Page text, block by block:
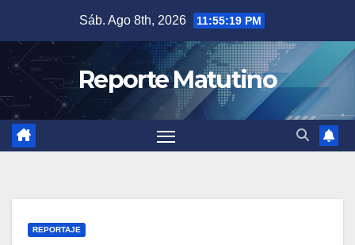
contenido
Sáb. Ago 8th, 2026 11:55:20 PM
Reporte Matutino
REPORTAJE